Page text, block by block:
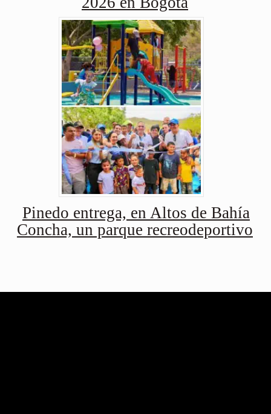
Pinedo entrega, en Altos de Bahía
Concha, un parque recreodeportivo